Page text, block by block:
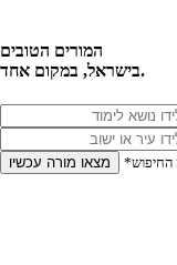
המורים הטובים
בישראל, במקום אחד.
מצאו מורה עכשיו החיפוש